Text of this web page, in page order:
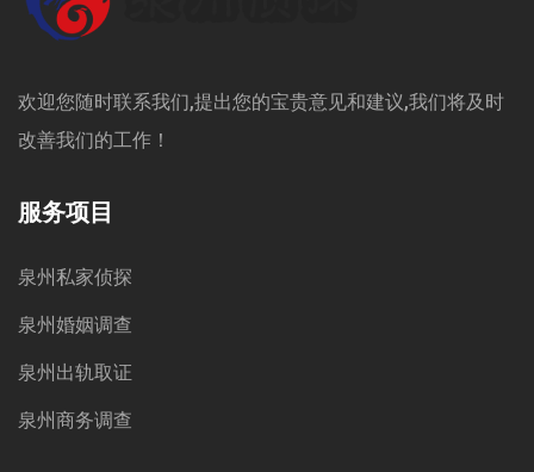
欢迎您随时联系我们,提出您的宝贵意见和建议,我们将及时
改善我们的工作！
服务项目
泉州私家侦探
泉州婚姻调查
泉州出轨取证
泉州商务调查